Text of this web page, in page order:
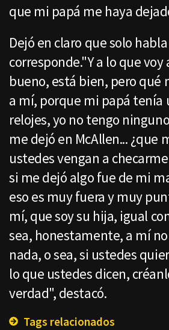
que mi papá me haya
Dejó en claro que solo
corresponde."Y a lo que voy
bueno, está bien, pero qué
a mí, porque mi papá tenía
relojes, yo no tengo
me dejó en McAllen... ¿que
ustedes vengan a
si me dejó algo fue de mi
eso es muy fuera y muy
mí, que soy su hija, igual
sea, honestamente, a mí
nada, o sea, si ustedes
lo que ustedes dicen,
verdad", destacó.
Tags relacionados